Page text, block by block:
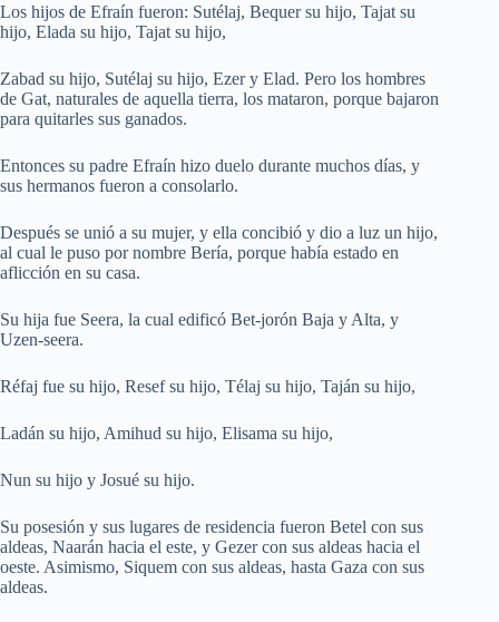
Los hijos de Efraín fueron: Sutélaj, Bequer su hijo, Tajat su
hijo, Elada su hijo, Tajat su hijo,
Zabad su hijo, Sutélaj su hijo, Ezer y Elad. Pero los hombres
de Gat, naturales de aquella tierra, los mataron, porque bajaron
para quitarles sus ganados.
Entonces su padre Efraín hizo duelo durante muchos días, y
sus hermanos fueron a consolarlo.
Después se unió a su mujer, y ella concibió y dio a luz un hijo,
al cual le puso por nombre Bería, porque había estado en
aflicción en su casa.
Su hija fue Seera, la cual edificó Bet-jorón Baja y Alta, y
Uzen-seera.
Réfaj fue su hijo, Resef su hijo, Télaj su hijo, Taján su hijo,
Ladán su hijo, Amihud su hijo, Elisama su hijo,
Nun su hijo y Josué su hijo.
Su posesión y sus lugares de residencia fueron Betel con sus
aldeas, Naarán hacia el este, y Gezer con sus aldeas hacia el
oeste. Asimismo, Siquem con sus aldeas, hasta Gaza con sus
aldeas.